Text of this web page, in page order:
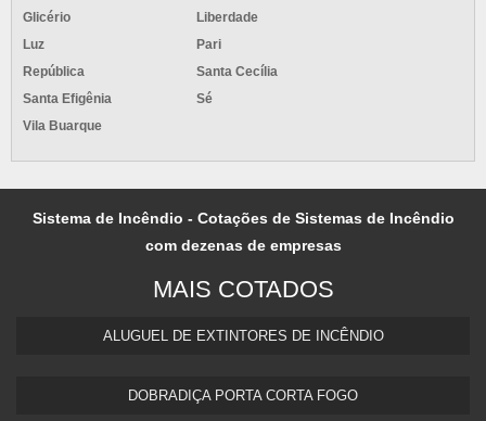
Glicério
Liberdade
Luz
Pari
República
Santa Cecília
Santa Efigênia
Sé
Vila Buarque
Sistema de Incêndio - Cotações de Sistemas de Incêndio
com dezenas de empresas
MAIS COTADOS
ALUGUEL DE EXTINTORES DE INCÊNDIO
DOBRADIÇA PORTA CORTA FOGO